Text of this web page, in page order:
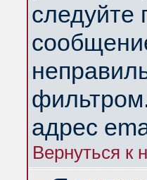
следуйте
адрес
Вернуться к